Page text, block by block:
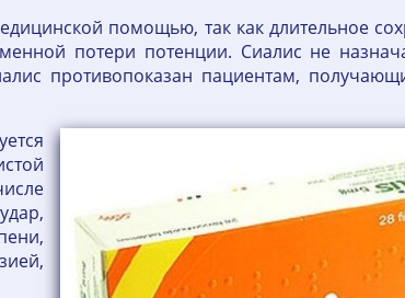
помощью, так как длительное
потери потенции. Сиалис не
противопоказан пациентам,